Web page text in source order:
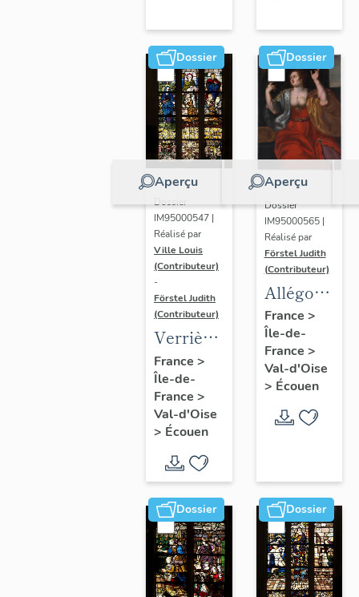
France.
Dossier
Aperçu
Dossier
IM95000547 |
Réalisé par
Ville Louis
(Contributeur)
-
Förstel Judith
(Contributeur)
Verrière
de la
baie 8 :
Vierge
de
douleur,
avec la
donatrice
Antoinette
de la
Marck et
ses filles
France >
Île-de-
France >
Val-d'Oise
> Écouen
Dossier
Aperçu
Dossier
IM95000565 |
Réalisé par
Förstel Judith
(Contributeur)
Allégories
du
Toucher
et de la
Vue.
France >
Île-de-
France >
Val-d'Oise
> Écouen
Dossier Dossier